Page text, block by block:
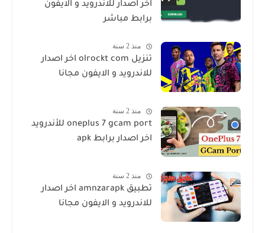
اخر اصدار للاندرويد و الايفون
برابط مباشر
منذ 2 سنة
تنزيل olrockt com اخر اصدار
للاندرويد و الايفون مجانا
منذ 2 سنة
oneplus 7 gcam port للأندرويد
اخر اصدار برابط apk
منذ 2 سنة
تطبيق amnzarapk اخر اصدار
للاندرويد و الايفون مجانا